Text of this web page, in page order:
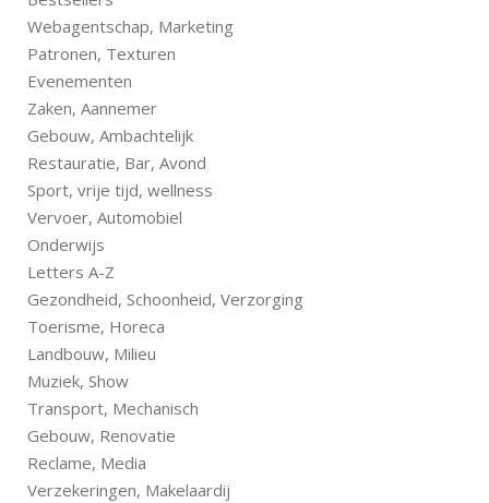
Webagentschap, Marketing
Patronen, Texturen
Evenementen
Zaken, Aannemer
Gebouw, Ambachtelijk
Restauratie, Bar, Avond
Sport, vrije tijd, wellness
Vervoer, Automobiel
Onderwijs
Letters A-Z
Gezondheid, Schoonheid, Verzorging
Toerisme, Horeca
Landbouw, Milieu
Muziek, Show
Transport, Mechanisch
Gebouw, Renovatie
Reclame, Media
Verzekeringen, Makelaardij